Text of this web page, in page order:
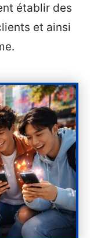
établir des
et ainsi